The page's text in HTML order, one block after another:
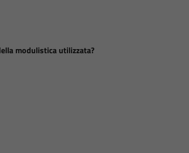
modulistica utilizzata?